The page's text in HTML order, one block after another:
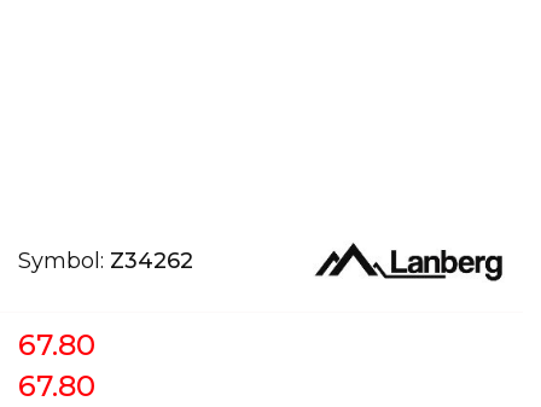
Symbol: Z34262
67.80
67.80